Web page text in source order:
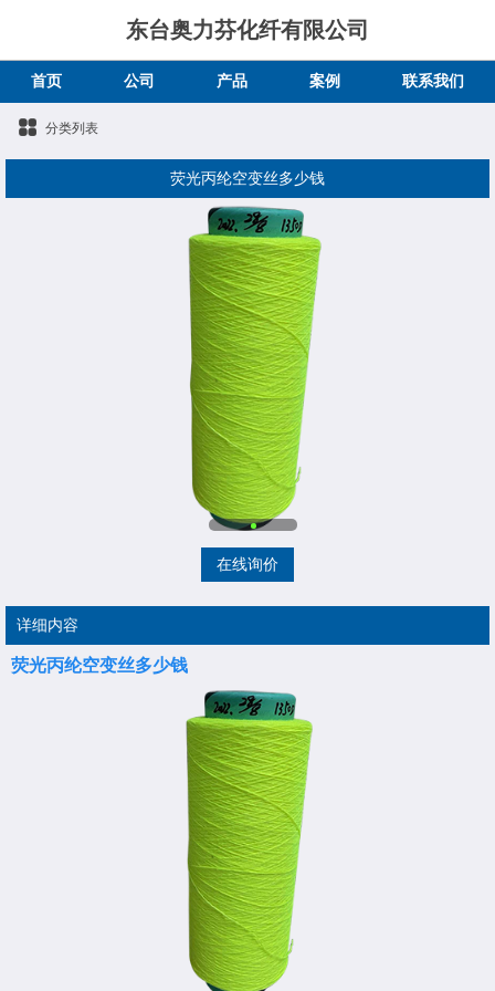
东台奥力芬化纤有限公司
首页 公司 产品 案例 联系我们
分类列表
荧光丙纶空变丝多少钱
在线询价
详细内容
荧光丙纶空变丝多少钱